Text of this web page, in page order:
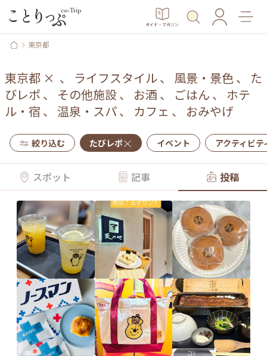
ガイド・マガジン
東京都
東京都 × 、 ライフスタイル、 風景・景色、 た
びレポ 、 その他施設、 お酒 、 ごはん 、 ホテ
ル・宿 、 温泉・スパ、 カフェ 、 おみやげ
絞り込む たびレポ イベント アクティビテ
スポット 記事 投稿